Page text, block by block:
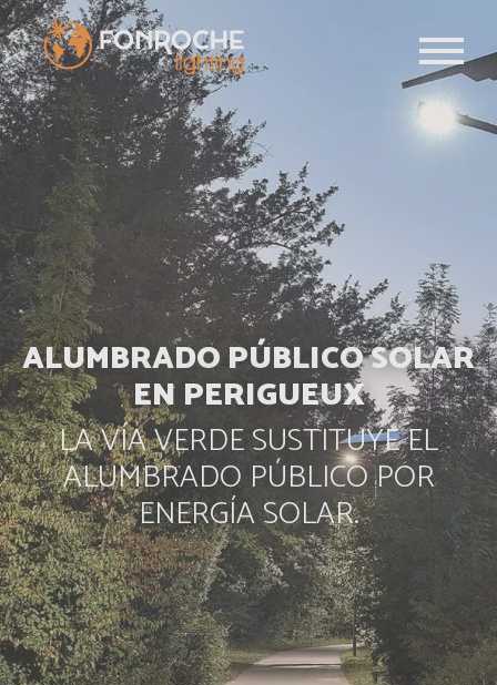
Pasar al contenido principal
ALUMBRADO PÚBLICO SOLAR
EN PERIGUEUX
LA VÍA VERDE SUSTITUYE EL
ALUMBRADO PÚBLICO POR
ENERGÍA SOLAR.